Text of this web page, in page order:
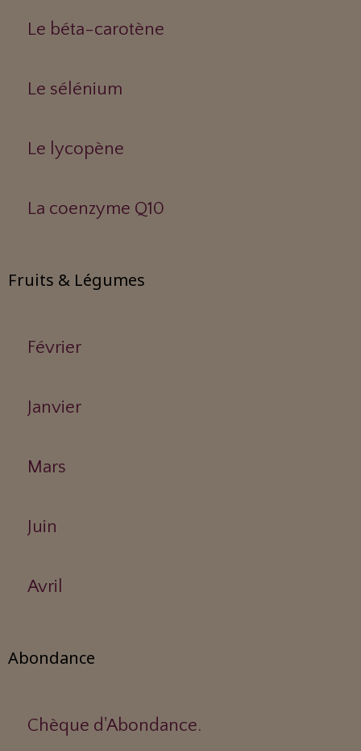
Le béta-carotène
Le sélénium
Le lycopène
La coenzyme Q10
Fruits & Légumes
Février
Janvier
Mars
Juin
Avril
Abondance
Chèque d'Abondance.